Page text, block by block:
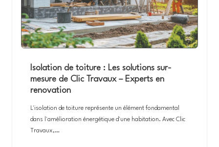
Isolation de toiture : Les solutions sur-
mesure de Clic Travaux – Experts en
renovation
L'isolation de toiture représente un élément fondamental
dans l'amélioration énergétique d'une habitation. Avec Clic
Travaux,…